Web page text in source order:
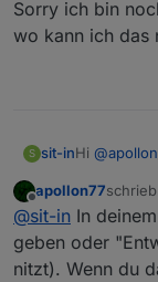
Sorry ich bin
wo kann ich das
S sit-inHi @
Sorry ich
kann ich
Offline
apollon77
zuletzt
@sit-in In
geben oder
nitzt). Wenn du